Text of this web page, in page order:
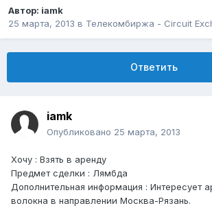
Автор: iamk
25 марта, 2013 в Телекомбиржа - Circuit
Ответить
iamk
Опубликовано 25 марта, 2013
Хочу : Взять в аренду
Предмет сделки : Лямбда
Дополнительная информация : Интересует
волокна в направлении Москва-Рязань.